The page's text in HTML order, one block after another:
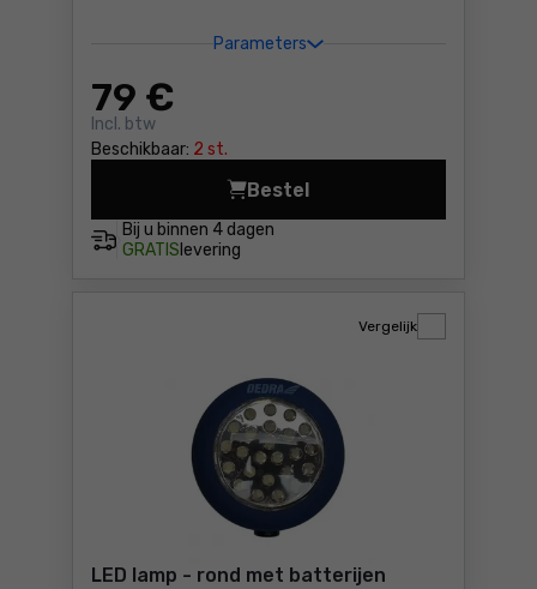
Parameters
79 €
Incl. btw
Beschikbaar: 2 st.
Bij u binnen 4 dagen
GRATIS levering
Bestel
Draagbare koelkast
LED lamp - rond met batterijen
Vergelijk